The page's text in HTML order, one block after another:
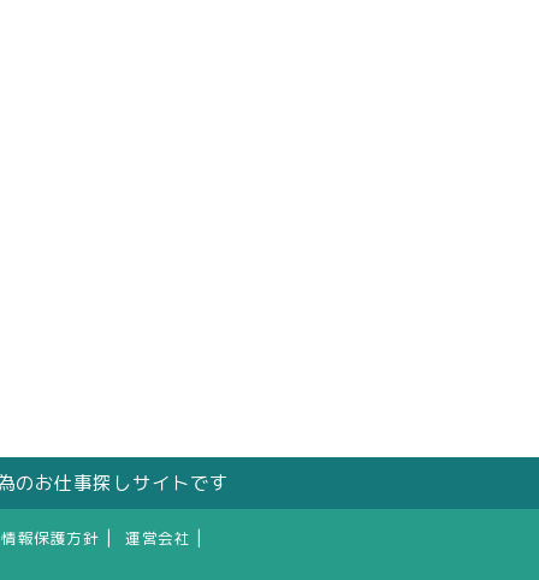
のお仕事探しサイトです
報保護方針 運営会社